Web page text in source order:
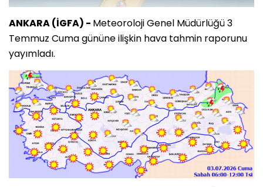
ANKARA (İGFA) - Meteoroloji Genel Müdürlüğü 3
Temmuz Cuma gününe ilişkin hava tahmin raporunu
yayımladı.